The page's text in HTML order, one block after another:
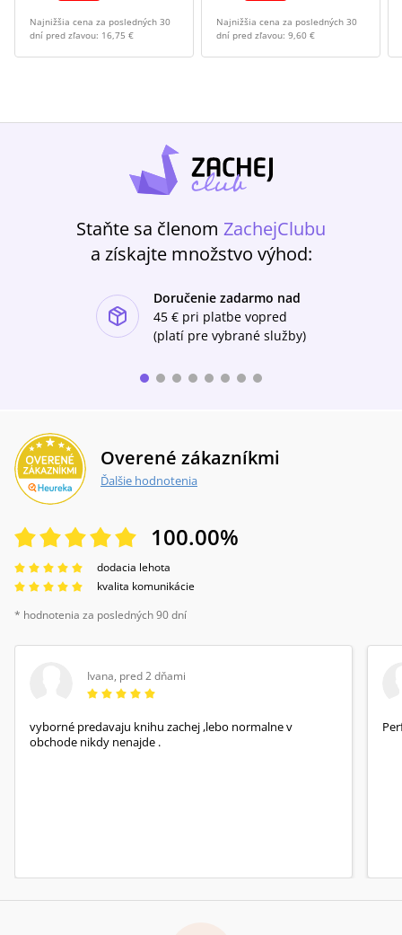
Najnižšia cena za posledných 30
dní pred zľavou: 16,75 €
Najnižšia cena za posledných 30
dní pred zľavou: 9,60 €
Staňte sa členom ZachejClubu
a získajte množstvo výhod:
Doručenie zadarmo nad
45 € pri platbe vopred
(platí pre vybrané služby)
Overené zákazníkmi
Ďalšie hodnotenia
100.00%
dodacia lehota
kvalita komunikácie
* hodnotenia za posledných 90 dní
Ivana, pred 2 dňami
vyborné predavaju knihu zachej ,lebo normalne v
obchode nikdy nenajde .